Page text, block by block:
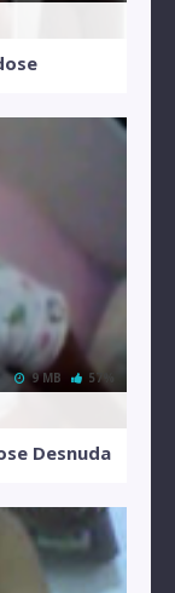
9 MB 57%
Desnuda